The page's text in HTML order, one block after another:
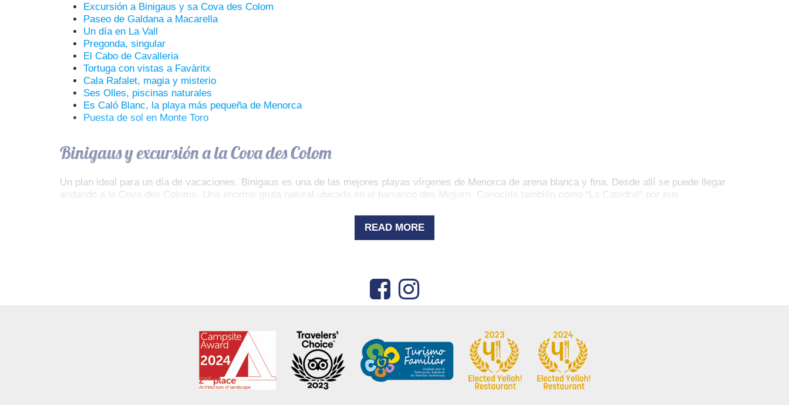
Excursión a Binigaus y sa Cova des Colom
Paseo de Galdana a Macarella
Un día en La Vall
Pregonda, singular
El Cabo de Cavalleria
Tortuga con vistas a Favàritx
Cala Rafalet, magia y misterio
Ses Olles, piscinas naturales
Es Caló Blanc, la playa más pequeña de Menorca
Puesta de sol en Monte Toro
Binigaus y excursión a la Cova des Colom
Un plan ideal para un día de vacaciones. Binigaus es una de las mejores playas vírgenes de Menorca de arena blanca y fina. Desde allí se puede llegar
andando a la Cova des Coloms. Una enorme gruta natural ubicada en el barranco des Migjorn. Conocida también como “La Catedral” por sus
Excursión desde Cala Galdana a Cala Macarella
pasa por pequeños bosques y acantilados que alterna varios desvíos a miradores ofreciéndonos unas vistas espectaculares sobre la costa. El
contraste entre el verde intenso de los pinos y el turquesa de las aguas de Macarella es sublime.
Es la zona de calas de la costa norte más cercana a Ciutadella. Arena clara y fina y el mar es como una gran piscina de agua salada, tranquila y
transparente y de fondo arenoso, es una opción idónea para cuando soplan vientos del sur. Muy cerca hay un hermoso bosque de pinos ideal para
descansar, comer con la familia y echar una buena siesta a la sombra.
READ MORE